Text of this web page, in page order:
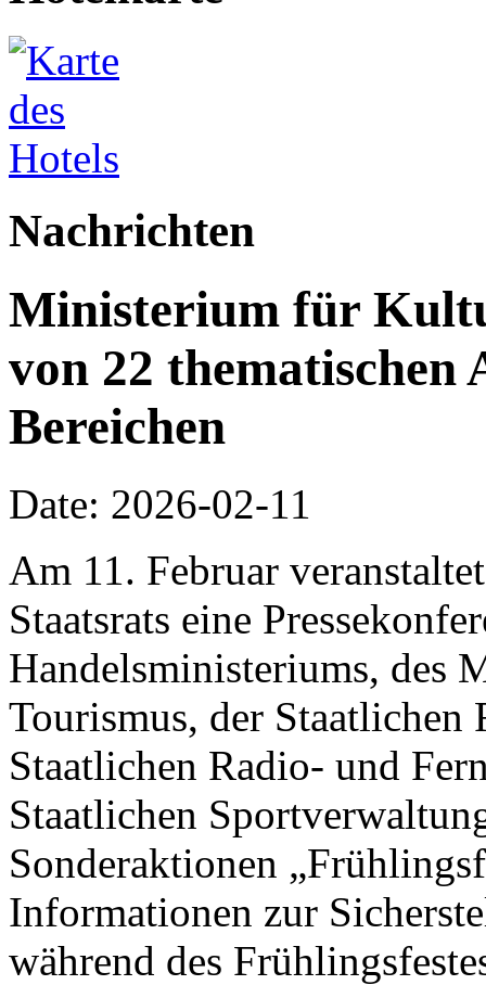
Nachrichten
Ministerium für
von 22
Bereichen
Date: 2026-02-11
Am 11. Februar
Staatsrats eine
Handelsministeriums, des
Tourismus, der Staatlichen
Staatlichen Radio- und
Staatlichen
Sonderaktionen
Informationen zur
während des